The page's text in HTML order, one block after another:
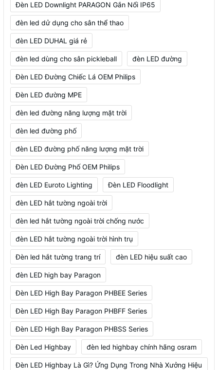
Đèn LED Downlight PARAGON Gắn Nổi IP65
đèn led dử dụng cho sân thể thao
đèn LED DUHAL giá rẻ
đèn led dùng cho sân pickleball đèn LED đường
Đèn LED Đường Chiếc Lá OEM Philips
Đèn LED đường MPE
đèn led đường năng lượng mặt trời
đèn led đường phố
đèn LED đường phố năng lượng mặt trời
Đèn LED Đường Phố OEM Philips
đèn LED Euroto Lighting Đèn LED Floodlight
đèn LED hắt tường ngoài trời
đèn led hắt tường ngoài trời chống nước
đèn LED hắt tường ngoài trời hình trụ
Đèn led hắt tường trang trí đèn LED hiệu suất cao
đèn LED high bay Paragon
Đèn LED High Bay Paragon PHBEE Series
Đèn LED High Bay Paragon PHBFF Series
Đèn LED High Bay Paragon PHBSS Series
Đèn Led Highbay đèn led highbay chính hãng osram
Đèn LED Highbay Là Gì? Ứng Dụng Trong Nhà Xưởng Hiệu